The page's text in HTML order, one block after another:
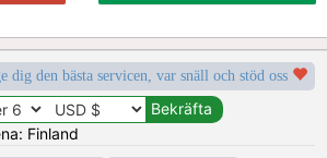
dig den bästa servicen, var snäll och stöd oss
Finland